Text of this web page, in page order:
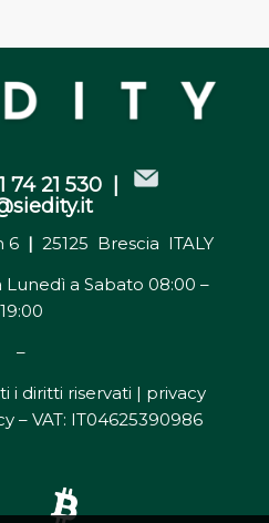
74 21 530 |
6 | 25125 Brescia ITALY
Lunedì a Sabato 08:00 –
19:00
–
i diritti riservati | privacy
– VAT: IT04625390986